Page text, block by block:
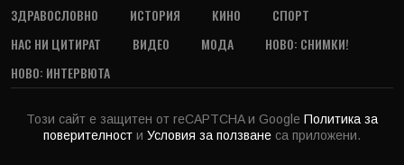
ЗДРАВОСЛОВНО
ИСТОРИЯ КИНО
СПОРТ
НАС НИ ЦИТИРАТ
ВИДЕО МОДА
НОВО: СНИМКИ!
НОВО: ИНТЕРВЮТА
Този сайт е защитен от reCAPTCHA и Google Политика за
поверителност и Условия за ползване са приложени.